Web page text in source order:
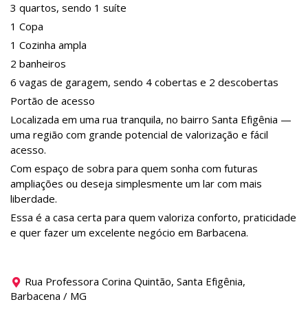
3 quartos, sendo 1 suíte
1 Copa
1 Cozinha ampla
2 banheiros
6 vagas de garagem, sendo 4 cobertas e 2 descobertas
Portão de acesso
Localizada em uma rua tranquila, no bairro Santa Efigênia —
uma região com grande potencial de valorização e fácil
acesso.
Com espaço de sobra para quem sonha com futuras
ampliações ou deseja simplesmente um lar com mais
liberdade.
Essa é a casa certa para quem valoriza conforto, praticidade
e quer fazer um excelente negócio em Barbacena.
Rua Professora Corina Quintão, Santa Efigênia,
Barbacena / MG